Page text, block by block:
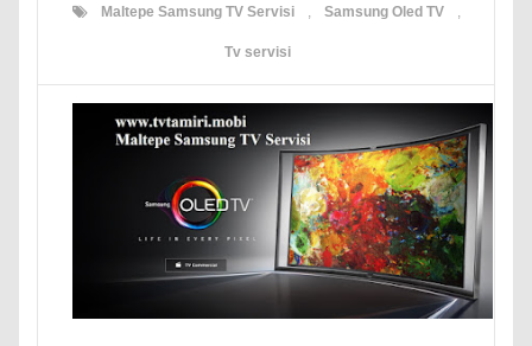
Maltepe Samsung TV Servisi Samsung Oled TV
Tv servisi